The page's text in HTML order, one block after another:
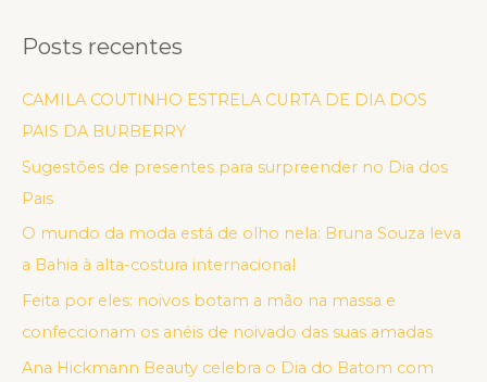
Posts recentes
CAMILA COUTINHO ESTRELA CURTA DE DIA DOS
PAIS DA BURBERRY
Sugestões de presentes para surpreender no Dia dos
Pais
O mundo da moda está de olho nela: Bruna Souza leva
a Bahia à alta-costura internacional
Feita por eles: noivos botam a mão na massa e
confeccionam os anéis de noivado das suas amadas
Ana Hickmann Beauty celebra o Dia do Batom com